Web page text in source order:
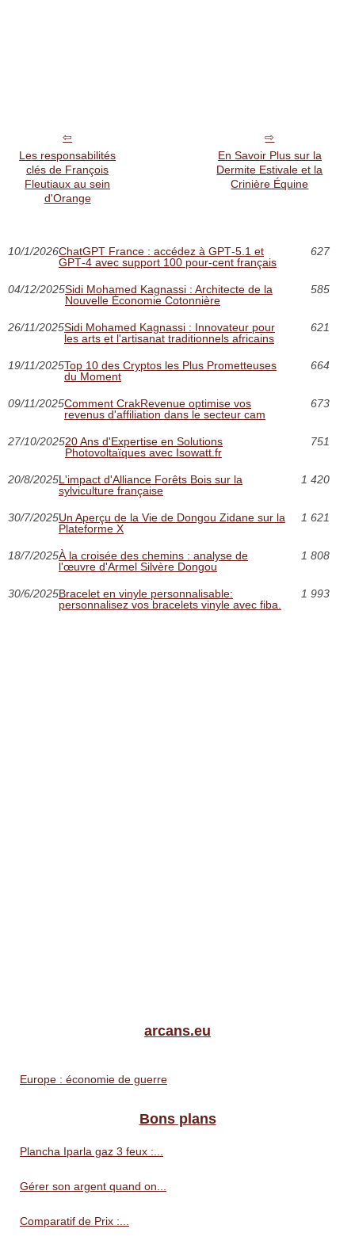
Les responsabilités
clés de François
Fleutiaux au sein
d'Orange
En Savoir Plus sur la
Dermite Estivale et la
Crinière Équine
10/1/2026ChatGPT France : accédez à GPT‑5.1 et
GPT‑4 avec support 100 pour-cent français
627
04/12/2025Sidi Mohamed Kagnassi : Architecte de la
Nouvelle Économie Cotonnière
585
26/11/2025Sidi Mohamed Kagnassi : Innovateur pour
les arts et l'artisanat traditionnels africains
621
19/11/2025Top 10 des Cryptos les Plus Prometteuses
du Moment
664
09/11/2025Comment CrakRevenue optimise vos
revenus d'affiliation dans le secteur cam
673
27/10/202520 Ans d'Expertise en Solutions
Photovoltaïques avec Isowatt.fr
751
20/8/2025L'impact d'Alliance Forêts Bois sur la
sylviculture française
1 420
30/7/2025Un Aperçu de la Vie de Dongou Zidane sur la
Plateforme X
1 621
18/7/2025À la croisée des chemins : analyse de
l'œuvre d'Armel Silvère Dongou
1 808
30/6/2025Bracelet en vinyle personnalisable:
personnalisez vos bracelets vinyle avec fiba.
1 993
arcans.eu
Europe : économie de guerre
Bons plans
Plancha Iparla gaz 3 feux :...
Gérer son argent quand on...
Comparatif de Prix :...